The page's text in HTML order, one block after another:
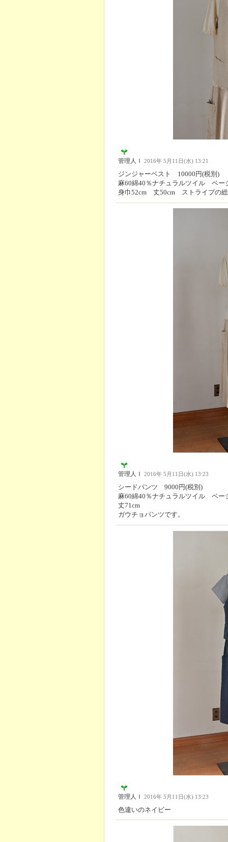
管理人Ｉ 2016年 5月11日(水) 13:21
ジンジャーベスト 10000円(税別)
麻60綿40％ナチュラルツイル ベー
身巾52cm 丈50cm ストライプの
管理人Ｉ 2016年 5月11日(水) 13:23
シードパンツ 9000円(税別)
麻60綿40％ナチュラルツイル ベー
丈71cm
ガウチョパンツです。
管理人Ｉ 2016年 5月11日(水) 13:23
色違いのネイビー